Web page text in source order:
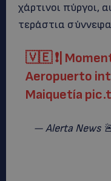
χάρτινοι πύργοι,
τεράστια
🇻🇪 ❗️|
Aeropuerto
Maiquetía
— Alerta News